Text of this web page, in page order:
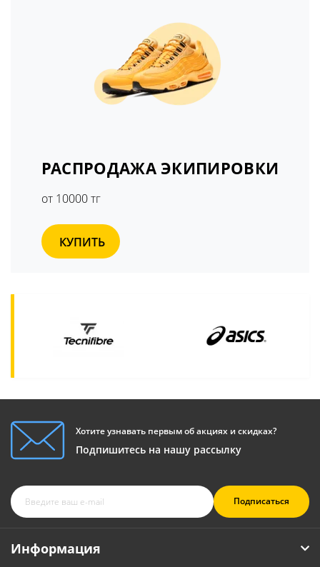
РАСПРОДАЖА ЭКИПИРОВКИ
от 10000 тг
КУПИТЬ
Хотите узнавать первым об акциях и скидках?
Подпишитесь на нашу рассылку
Подписаться
Информация